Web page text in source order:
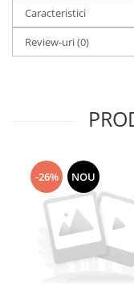
Caracteristici
Review-uri(0)
-26% NOU